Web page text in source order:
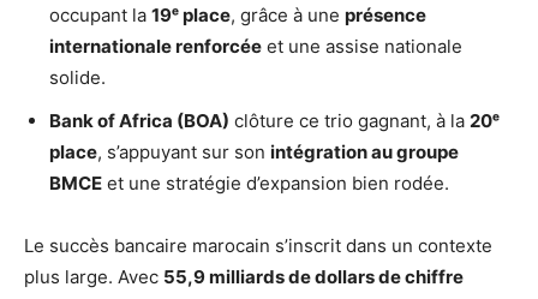
occupant la 19ᵉ place, grâce à une présence
internationale renforcée et une assise nationale
solide.
Bank of Africa (BOA) clôture ce trio gagnant, à la 20ᵉ
place, s’appuyant sur son intégration au groupe
BMCE et une stratégie d’expansion bien rodée.
Le succès bancaire marocain s’inscrit dans un contexte
plus large. Avec 55,9 milliards de dollars de chiffre